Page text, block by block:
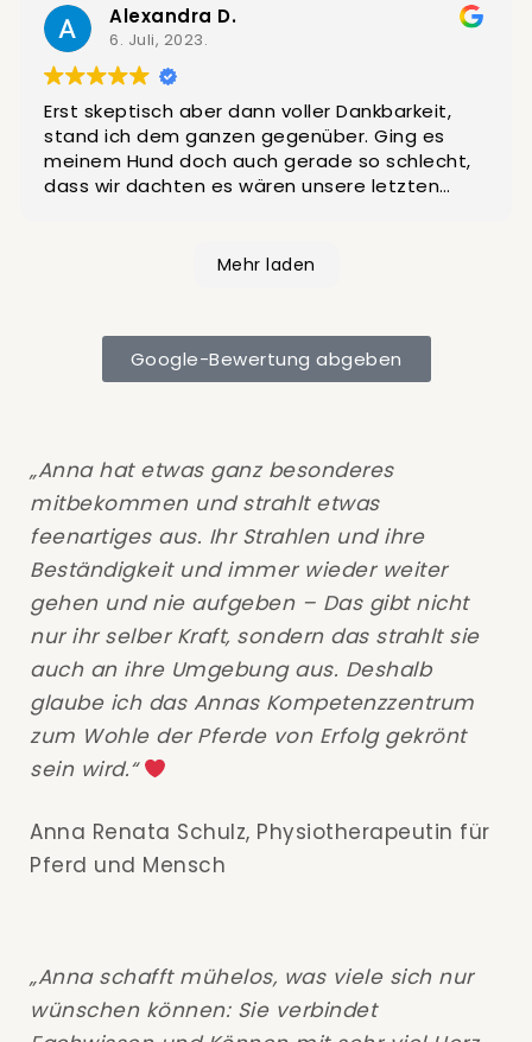
Alexandra D.
6. Juli, 2023.
Erst skeptisch aber dann voller Dankbarkeit,
stand ich dem ganzen gegenüber. Ging es
meinem Hund doch auch gerade so schlecht,
dass wir dachten es wären unsere letzten
Was bin ich ihm noch schuldig?
Mein Hund hatte bis zu 12 Anfälle am Tag. TA
war am Ende mit seinen Möglichkeiten und
stand mir dennoch hilfsbereit zur seit.
ich kann meinem Tier noch helfen.
Was soll ich sagen. Pepe wird dieses Jahr
17Jahre und springt wieder durch die Gegend.
Vielen lieben Dank!
Mehr laden
Google-Bewertung abgeben
„Anna hat etwas ganz besonderes
mitbekommen und strahlt etwas
feenartiges aus. Ihr Strahlen und ihre
Beständigkeit und immer wieder weiter
gehen und nie aufgeben – Das gibt nicht
nur ihr selber Kraft, sondern das strahlt sie
auch an ihre Umgebung aus. Deshalb
glaube ich das Annas Kompetenzzentrum
zum Wohle der Pferde von Erfolg gekrönt
sein wird.“
Anna Renata Schulz, Physiotherapeutin für
Pferd und Mensch
„Anna schafft mühelos, was viele sich nur
wünschen können: Sie verbindet